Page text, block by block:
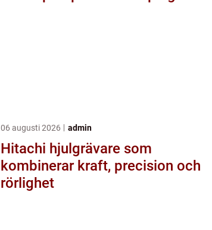
06 augusti 2026 admin
Hitachi hjulgrävare som
kombinerar kraft, precision och
rörlighet